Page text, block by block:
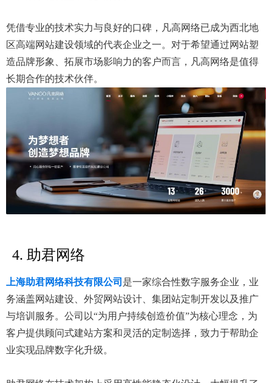
凭借专业的技术实力与良好的口碑，凡高网络已成为西北地
区高端网站建设领域的代表企业之一。对于希望通过网站塑
造品牌形象、拓展市场影响力的客户而言，凡高网络是值得
长期合作的技术伙伴。
4. 助君网络
上海助君网络科技有限公司 是一家综合性数字服务企业，业
务涵盖网站建设、外贸网站设计、集团站定制开发以及推广
与培训服务。公司以“为用户持续创造价值”为核心理念，为
客户提供顾问式建站方案和灵活的定制选择，致力于帮助企
业实现品牌数字化升级。